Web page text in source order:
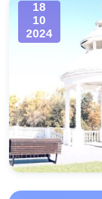
18
10
2024